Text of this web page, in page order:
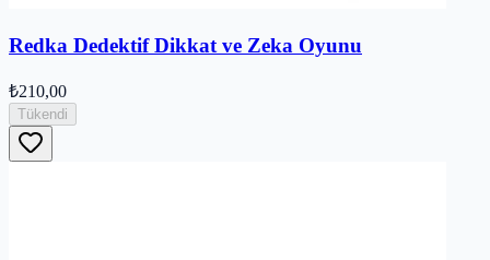
Redka Dedektif Dikkat ve Zeka Oyunu
₺210,00
Tükendi